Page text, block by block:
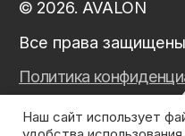
Наш сайт использует